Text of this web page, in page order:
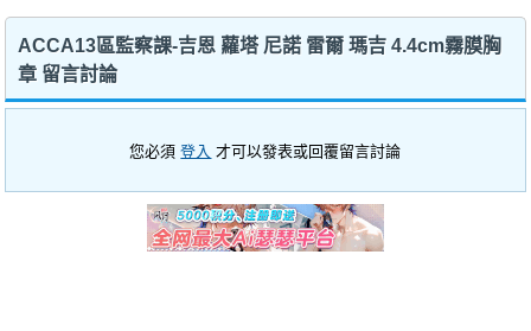
ACCA13區監察課-吉恩 蘿塔 尼諾 雷爾 瑪吉 4.4cm霧膜胸
章 留言討論
您必須登入 才可以發表或回覆留言討論